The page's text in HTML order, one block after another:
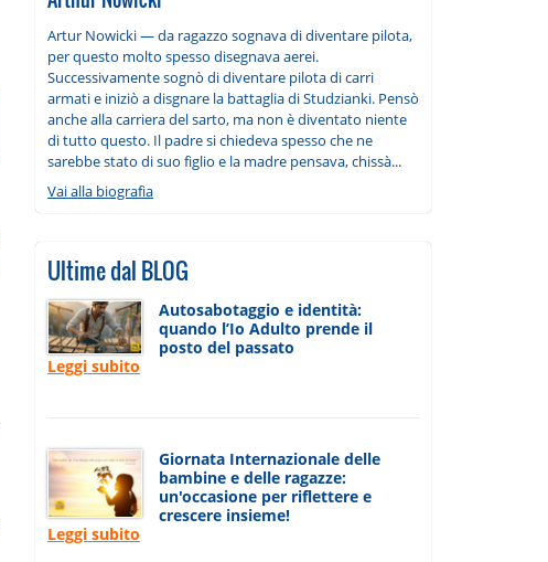
Artur Nowicki — da ragazzo sognava di diventare pilota,
per questo molto spesso disegnava aerei.
Successivamente sognò di diventare pilota di carri
armati e iniziò a disgnare la battaglia di Studzianki. Pensò
anche alla carriera del sarto, ma non è diventato niente
di tutto questo. Il padre si chiedeva spesso che ne
sarebbe stato di suo figlio e la madre pensava, chissà...
Vai alla biografia
Ultime dal BLOG
Autosabotaggio e identità:
quando l’Io Adulto prende il
posto del passato
Leggi subito
Giornata Internazionale delle
bambine e delle ragazze:
un'occasione per riflettere e
crescere insieme!
Leggi subito